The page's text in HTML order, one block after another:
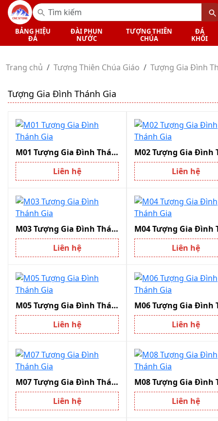
BẢNG HIỆU
ĐÁ
ĐÀI PHUN
NƯỚC
TƯỢNG THIÊN
CHÚA
ĐÁ
KHỐI
Trang chủ Tượng Thiên Chúa Giáo Tượng Gia Đình
Tượng Gia Đình Thánh Gia
M01 Tượng Gia Đình Thánh Gia
Liên hệ
Liên hệ
M03 Tượng Gia Đình Thánh Gia
Liên hệ
Liên hệ
M05 Tượng Gia Đình Thánh Gia
Liên hệ
Liên hệ
M07 Tượng Gia Đình Thánh Gia
Liên hệ
Liên hệ